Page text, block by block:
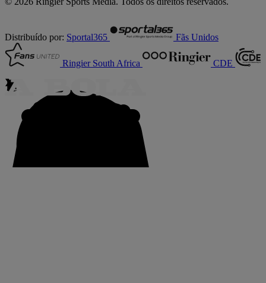
Distribuído por: Sportal365 Fãs Unidos
Ringier South Africa CDE